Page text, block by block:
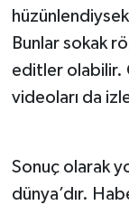
Bunlar sokak
editler olabilir.
videoları da
Sonuç olarak
dünya’dır.